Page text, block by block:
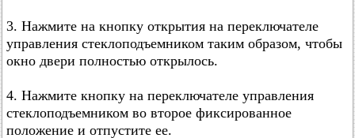
3. Нажмите на кнопку открытия на переключателе
управления стеклоподъемником таким образом, чтобы
окно двери полностью открылось.
4. Нажмите кнопку на переключателе управления
стеклоподъемником во второе фиксированное
положение и отпустите ее.